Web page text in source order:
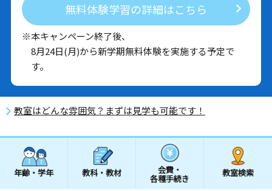
無料体験学習の詳細はこちら
※本キャンペーン終了後、
8月24日(月)から新学期無料体験を実施する予定で
す。
教室はどんな雰囲気？まずは見学も可能です！
年齢・学年 教科・教材 会費・
各種手続き
教室検索